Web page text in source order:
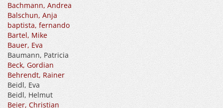
Bachmann, Andrea
Balschun, Anja
baptista, fernando
Bartel, Mike
Bauer, Eva
Baumann, Patricia
Beck, Gordian
Behrendt, Rainer
Beidl, Eva
Beidl, Helmut
Beier, Christian